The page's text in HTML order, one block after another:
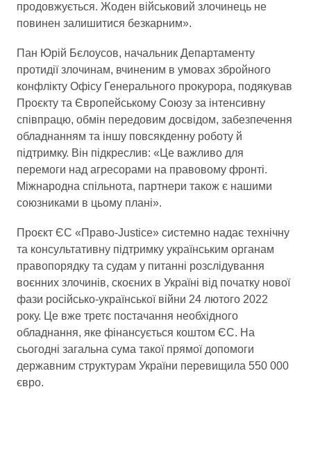
продовжується. Жоден військовий злочинець не
повинен залишитися безкарним».
Пан Юрій Бєлоусов, начальник Департаменту
протидії злочинам, вчиненим в умовах збройного
конфлікту Офісу Генерального прокурора, подякував
Проєкту та Європейському Союзу за інтенсивну
співпрацю, обмін передовим досвідом, забезпечення
обладнанням та іншу повсякденну роботу й
підтримку. Він підкреслив: «Це важливо для
перемоги над агресорами на правовому фронті.
Міжнародна спільнота, партнери також є нашими
союзниками в цьому плані».
Проєкт ЄС «Право-Justice» системно надає технічну
та консультативну підтримку українським органам
правопорядку та судам у питанні розслідування
воєнних злочинів, скоєних в Україні від початку нової
фази російсько-української війни 24 лютого 2022
року. Це вже третє постачання необхідного
обладнання, яке фінансується коштом ЄС. На
сьогодні загальна сума такої прямої допомоги
державним структурам України перевищила 550 000
євро.